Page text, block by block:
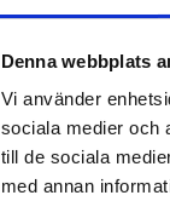
Denna webbplats
Vi använder
sociala medier och
till de sociala
med annan